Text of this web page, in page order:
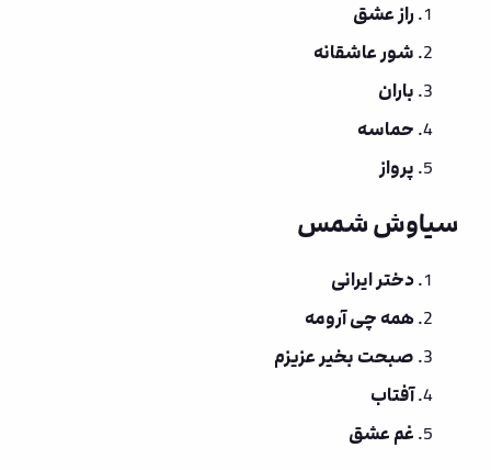
راز عشق
شور عاشقانه
باران
حماسه
پرواز
سیاوش شمس
دختر ایرانی
همه چی آرومه
صبحت بخیر عزیزم
آفتاب
غم عشق